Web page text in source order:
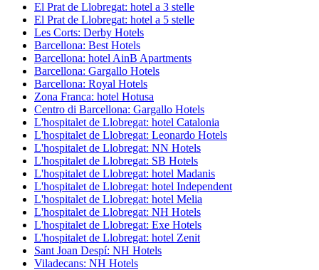
El Prat de Llobregat: hotel a 3 stelle
El Prat de Llobregat: hotel a 5 stelle
Les Corts: Derby Hotels
Barcellona: Best Hotels
Barcellona: hotel AinB Apartments
Barcellona: Gargallo Hotels
Barcellona: Royal Hotels
Zona Franca: hotel Hotusa
Centro di Barcellona: Gargallo Hotels
L'hospitalet de Llobregat: hotel Catalonia
L'hospitalet de Llobregat: Leonardo Hotels
L'hospitalet de Llobregat: NN Hotels
L'hospitalet de Llobregat: SB Hotels
L'hospitalet de Llobregat: hotel Madanis
L'hospitalet de Llobregat: hotel Independent
L'hospitalet de Llobregat: hotel Melia
L'hospitalet de Llobregat: NH Hotels
L'hospitalet de Llobregat: Exe Hotels
L'hospitalet de Llobregat: hotel Zenit
Sant Joan Despí: NH Hotels
Viladecans: NH Hotels